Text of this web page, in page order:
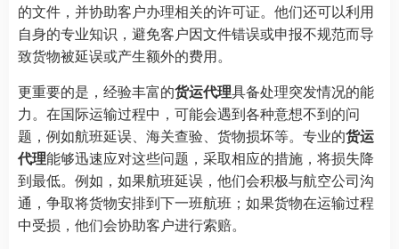
的文件，并协助客户办理相关的许可证。他们还可以利用
自身的专业知识，避免客户因文件错误或申报不规范而导
致货物被延误或产生额外的费用。
更重要的是，经验丰富的货运代理具备处理突发情况的能
力。在国际运输过程中，可能会遇到各种意想不到的问
题，例如航班延误、海关查验、货物损坏等。专业的货运
代理能够迅速应对这些问题，采取相应的措施，将损失降
到最低。例如，如果航班延误，他们会积极与航空公司沟
通，争取将货物安排到下一班航班；如果货物在运输过程
中受损，他们会协助客户进行索赔。